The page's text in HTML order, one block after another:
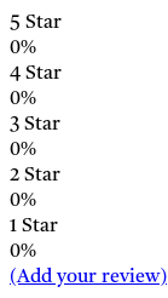
5 Star
0%
4 Star
0%
3 Star
0%
2 Star
0%
1 Star
0%
(Add your review)